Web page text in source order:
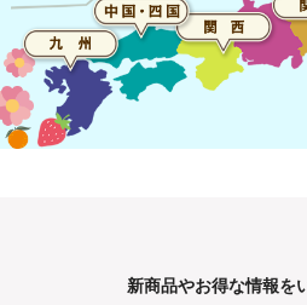
新商品やお得な情報を